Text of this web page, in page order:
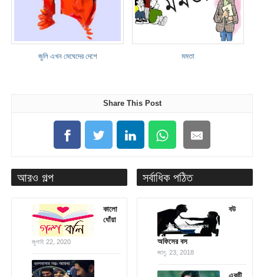
জুলি এখন মেঘেদের দেশে মমতা
Share This Post
আরও গল্প
কালো
ধোঁয়া
জুলাই 22, 2020
সর্বাধিক পঠিত
বউ
অফিসের বস
জানু. 23, 2018